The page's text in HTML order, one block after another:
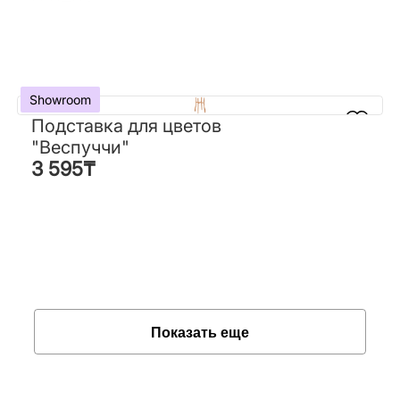
Showroom
Подставка для цветов
"Веспуччи"
3 595₸
Showroom
Подставка для цветов
"Веспуччи"
3 595₸
Показать еще